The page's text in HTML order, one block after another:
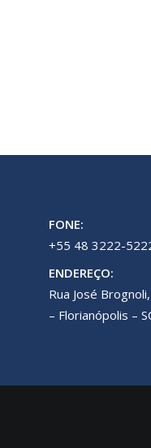
FONE:
+55 48 3222-
ENDEREÇO:
Rua José
– Florianópolis –